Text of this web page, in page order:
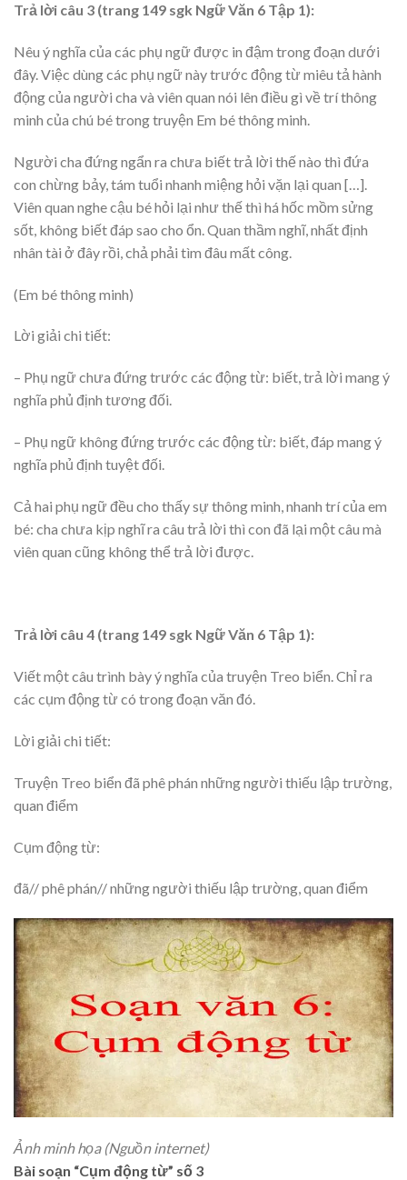
Trả lời câu 3 (trang 149 sgk Ngữ Văn 6 Tập 1):
Nêu ý nghĩa của các phụ ngữ được in đậm trong đoạn dưới
đây. Việc dùng các phụ ngữ này trước động từ miêu tả hành
động của người cha và viên quan nói lên điều gì về trí thông
minh của chú bé trong truyện Em bé thông minh.
Người cha đứng ngẩn ra chưa biết trả lời thế nào thì đứa
con chừng bảy, tám tuổi nhanh miệng hỏi vặn lại quan […].
Viên quan nghe cậu bé hỏi lại như thế thì há hốc mồm sửng
sốt, không biết đáp sao cho ổn. Quan thầm nghĩ, nhất định
nhân tài ở đây rồi, chả phải tìm đâu mất công.
(Em bé thông minh)
Lời giải chi tiết:
– Phụ ngữ chưa đứng trước các động từ: biết, trả lời mang ý
nghĩa phủ định tương đối.
– Phụ ngữ không đứng trước các động từ: biết, đáp mang ý
nghĩa phủ định tuyệt đối.
Cả hai phụ ngữ đều cho thấy sự thông minh, nhanh trí của em
bé: cha chưa kịp nghĩ ra câu trả lời thì con đã lại một câu mà
viên quan cũng không thể trả lời được.
Trả lời câu 4 (trang 149 sgk Ngữ Văn 6 Tập 1):
Viết một câu trình bày ý nghĩa của truyện Treo biển. Chỉ ra
các cụm động từ có trong đoạn văn đó.
Lời giải chi tiết:
Truyện Treo biển đã phê phán những người thiếu lập trường,
quan điểm
Cụm động từ:
đã// phê phán// những người thiếu lập trường, quan điểm
Ảnh minh họa (Nguồn internet)
Bài soạn “Cụm động từ” số 3